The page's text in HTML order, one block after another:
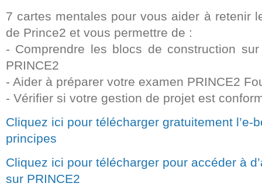
7 cartes mentales pour vous aider à retenir
de Prince2 et vous permettre de :
- Comprendre les blocs de construction
PRINCE2
- Aider à préparer votre examen PRINCE2
- Vérifier si votre gestion de projet est
Cliquez ici pour télécharger gratuitement l’e-
principes
Cliquez ici pour télécharger pour accéder à
sur PRINCE2